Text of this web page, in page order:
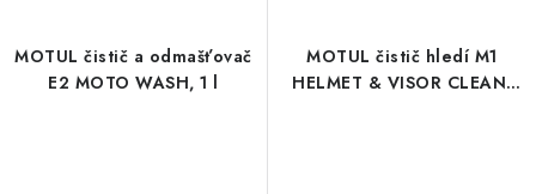
MOTUL čistič a odmašťovač
E2 MOTO WASH, 1 l
MOTUL čistič hledí M1
HELMET & VISOR CLEAN,